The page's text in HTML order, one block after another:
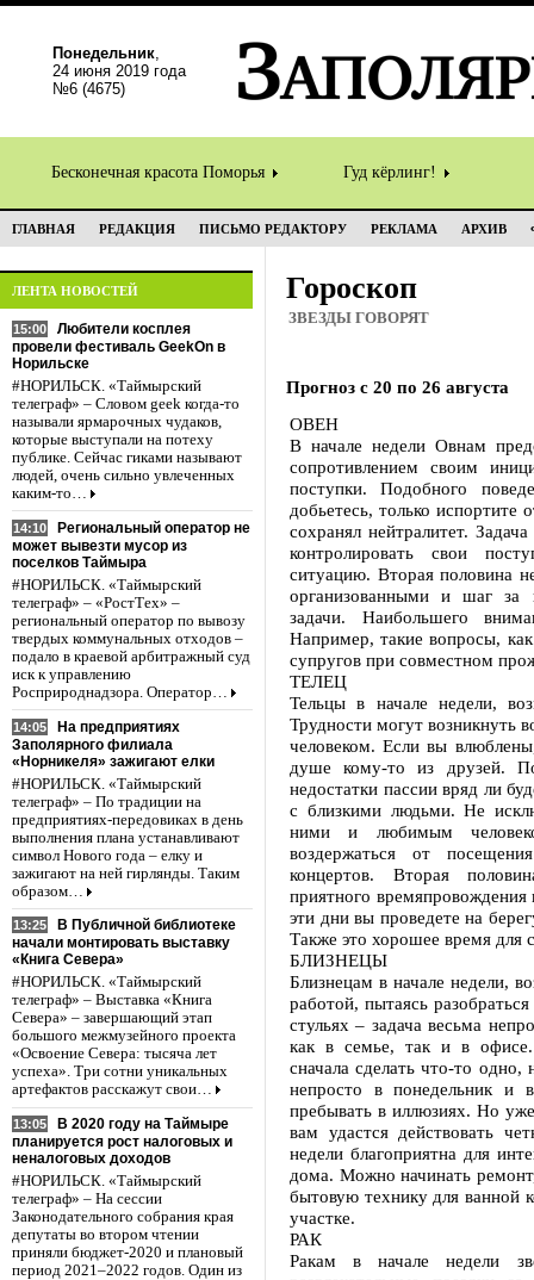
Понедельник,
24 июня 2019 года
№6 (4675)
Бесконечная красота Поморья Гуд кёрлинг!
ГЛАВНАЯ РЕДАКЦИЯ ПИСЬМО РЕДАКТОРУ РЕКЛАМА АРХИВ
ЛЕНТА НОВОСТЕЙ
15:00
Любители косплея
провели фестиваль GeekOn в
Норильске
#НОРИЛЬСК. «Таймырский
телеграф» – Словом geek когда-то
называли ярмарочных чудаков,
которые выступали на потеху
публике. Сейчас гиками называют
людей, очень сильно увлеченных
каким-то…
14:10
Региональный оператор не
может вывезти мусор из
поселков Таймыра
#НОРИЛЬСК. «Таймырский
телеграф» – «РостТех» –
региональный оператор по вывозу
твердых коммунальных отходов –
подало в краевой арбитражный суд
иск к управлению
Росприроднадзора. Оператор…
14:05
На предприятиях
Заполярного филиала
«Норникеля» зажигают елки
#НОРИЛЬСК. «Таймырский
телеграф» – По традиции на
предприятиях-передовиках в день
выполнения плана устанавливают
символ Нового года – елку и
зажигают на ней гирлянды. Таким
образом…
13:25
В Публичной библиотеке
начали монтировать выставку
«Книга Севера»
#НОРИЛЬСК. «Таймырский
телеграф» – Выставка «Книга
Севера» – завершающий этап
большого межмузейного проекта
«Освоение Севера: тысяча лет
успеха». Три сотни уникальных
артефактов расскажут свои…
13:05
В 2020 году на Таймыре
планируется рост налоговых и
неналоговых доходов
#НОРИЛЬСК. «Таймырский
телеграф» – На сессии
Законодательного собрания края
депутаты во втором чтении
приняли бюджет-2020 и плановый
период 2021–2022 годов. Один из
Гороскоп
ЗВЕЗДЫ ГОВОРЯТ
Прогноз с 20 по 26 августа
ОВЕН
В начале недели Овнам
сопротивлением своим
поступки. Подобного
добьетесь, только
сохранял нейтралитет.
контролировать свои
ситуацию. Вторая половина
организованными и шаг за
задачи. Наибольшего
Например, такие вопросы,
супругов при совместном
ТЕЛЕЦ
Тельцы в начале недели,
Трудности могут возникнуть
человеком. Если вы
душе кому-то из друзей.
недостатки пассии вряд ли
с близкими людьми. Не
ними и любимым
воздержаться от
концертов. Вторая
приятного
эти дни вы проведете на
Также это хорошее время для
БЛИЗНЕЦЫ
Близнецам в начале недели,
работой, пытаясь
стульях – задача весьма
как в семье, так и в офисе.
сначала сделать что-то
непросто в понедельник и
пребывать в иллюзиях. Но
вам удастся действовать
недели благоприятна для
дома. Можно начинать
бытовую технику для ванной
участке.
РАК
Ракам в начале недели